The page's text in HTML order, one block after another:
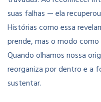
suas falhas — ela
Histórias como essa
prende, mas o modo
Quando olhamos nossa
reorganiza por dentro e a
sustentar.